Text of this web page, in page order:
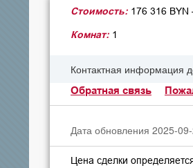
Стоимость: 176 316
Комнат: 1
Контактная информация
Обратная связь
Дата обновления 2025-
Цена сделки